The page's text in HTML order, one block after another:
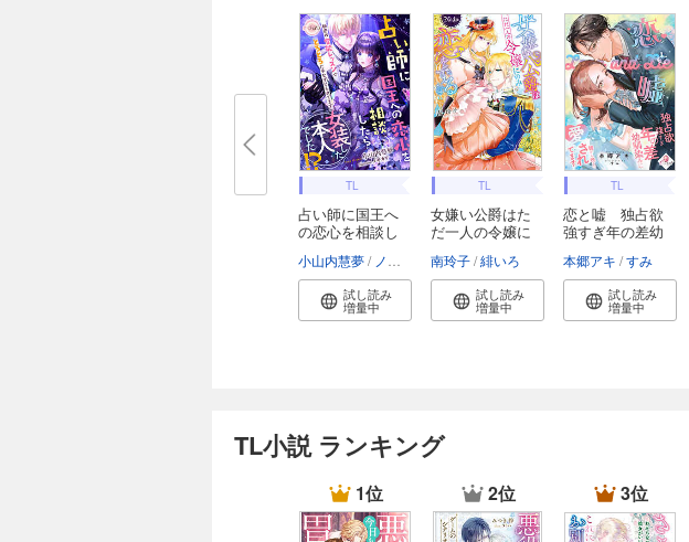
TL
占い師に国王へ
の恋心を相談し
小山内慧夢 ノギカワ
試し読み
増量中
TL
女嫌い公爵はた
だ一人の令嬢に
南玲子 緋いろ
試し読み
増量中
TL
恋と嘘 独占欲
強すぎ年の差幼
本郷アキ すみ
試し読み
増量中
TL小説 ランキング
1位 2位 3位